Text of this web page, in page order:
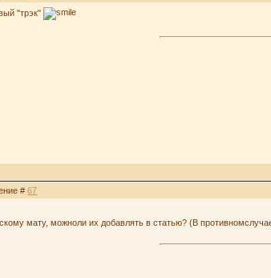
"трэк"
#67
мату, можноли их добавлять в статью? (В